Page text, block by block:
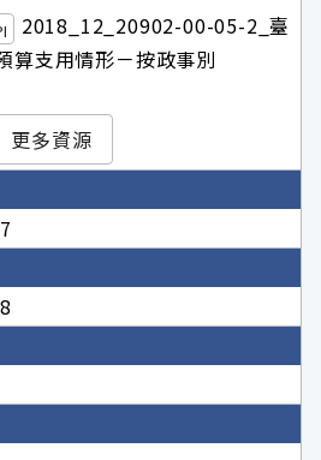
2018_12_20902-00-05-2_臺
算支用情形－按政事別
更多資源